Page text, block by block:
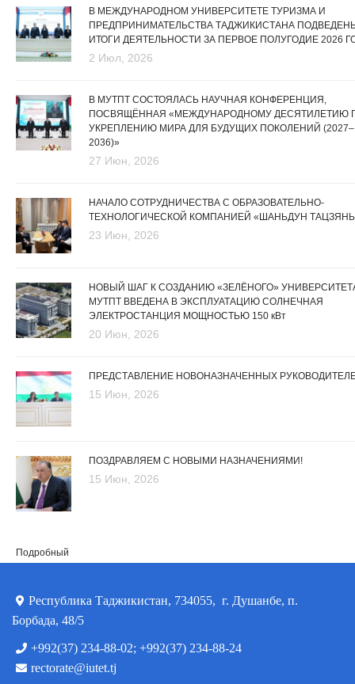
В МЕЖДУНАРОДНОМ УНИВЕРСИТЕТЕ ТУРИЗМА И
ПРЕДПРИНИМАТЕЛЬСТВА ТАДЖИКИСТАНА
ИТОГИ ДЕЯТЕЛЬНОСТИ ЗА ПЕРВОЕ ПОЛУГОДИЕ 2026
2 Июл, 2026
В МУТПТ СОСТОЯЛАСЬ НАУЧНАЯ КОНФЕРЕНЦИЯ,
ПОСВЯЩЁННАЯ «МЕЖДУНАРОДНОМУ ДЕСЯТИЛЕТИЮ
УКРЕПЛЕНИЮ МИРА ДЛЯ БУДУЩИХ ПОКОЛЕНИЙ (2027–
2036)»
27 Июн, 2026
НАЧАЛО СОТРУДНИЧЕСТВА С ОБРАЗОВАТЕЛЬНО-
ТЕХНОЛОГИЧЕСКОЙ КОМПАНИЕЙ «ШАНЬДУН
23 Июн, 2026
НОВЫЙ ШАГ К СОЗДАНИЮ «ЗЕЛЁНОГО»
МУТПТ ВВЕДЕНА В ЭКСПЛУАТАЦИЮ СОЛНЕЧНАЯ
ЭЛЕКТРОСТАНЦИЯ МОЩНОСТЬЮ 150 кВт
20 Июн, 2026
ПРЕДСТАВЛЕНИЕ НОВОНАЗНАЧЕННЫХ
15 Июн, 2026
ПОЗДРАВЛЯЕМ С НОВЫМИ НАЗНАЧЕНИЯМИ!
15 Июн, 2026
Подробный
Республика Таджикистан, 734055, г. Душанбе, п.
Борбада, 48/5
+992(37) 234-88-02; +992(37) 234-88-24
rectorate@iutet.tj